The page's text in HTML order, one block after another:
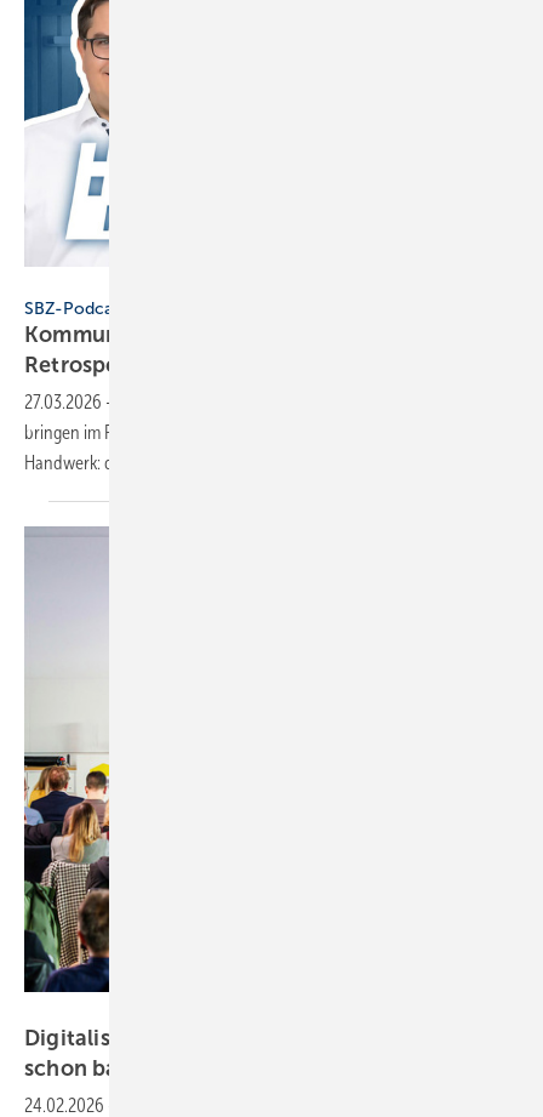
SBZ-Podcast
Kommunikation: Gut, Schlecht & Bes­ser – die
Retro­spek­tive
27.03.2026 -
bringen im Pod­cast ein be­währ­tes Werk­zeug aus der IT-Welt ins
Hand­werk: die
Digitalisierung, KI, Robotik: auf Baustellen
schon bald
24.02.2026